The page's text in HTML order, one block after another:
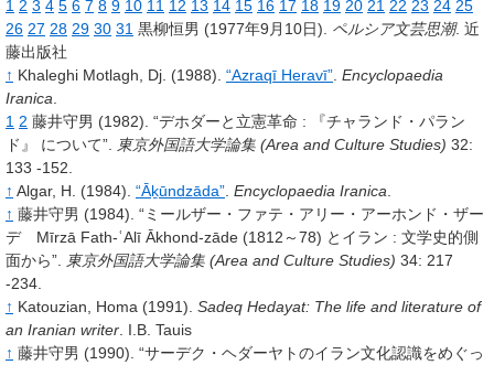
1 2 3 4 5 6 7 8 9 10 11 12 13 14 15 16 17 18 19 20 21 22 23 24 25
26 27 28 29 30 31 黒柳恒男 (1977年9月10日). ペルシア文芸思潮. 近
藤出版社
↑ Khaleghi Motlagh, Dj. (1988). “Azraqī Heravī” Encyclopaedia
Iranica
1 2 藤井守男 (1982). “デホダーと立憲革命 : 『チャランド・パラン
ド』 について”.
東京外国語大学論集 (Area and Culture Studies) 32:
133 -152.
↑ Algar, H. (1984). “Āḵūndzāda” Encyclopaedia Iranica
↑ 藤井守男 (1984). “ミールザー・ファテ・アリー・アーホンド・ザー
デ Mīrzā Fath-ʿAlī Ākhond-zāde (1812～78) とイラン : 文学史的側
面から”.
東京外国語大学論集 (Area and Culture Studies) 34: 217
-234.
↑ Katouzian, Homa (1991). Sadeq Hedayat: The life and literature of
an Iranian writer I.B. Tauis
↑ 藤井守男 (1990). “サーデク・ヘダーヤトのイラン文化認識をめぐっ